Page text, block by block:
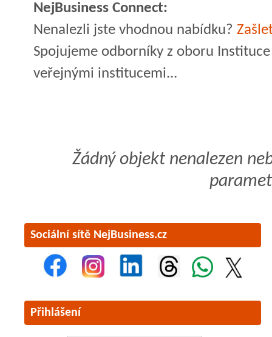
NejBusiness Connect:
Nenalezli jste vhodnou nabídku?
Spojujeme odborníky z oboru
veřejnými institucemi...
Žádný objekt nenalezen
Sociální sítě NejBusiness.cz
Přihlášení